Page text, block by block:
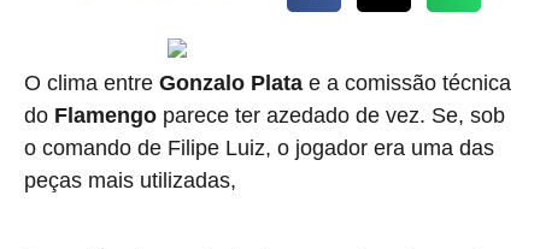
O clima entre Gonzalo Plata e a comissão técnica
do Flamengo parece ter azedado de vez. Se, sob
o comando de Filipe Luiz, o jogador era uma das
peças mais utilizadas,